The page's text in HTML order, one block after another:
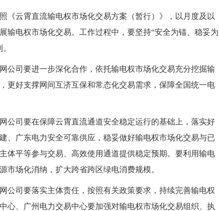
云霄直流输电权市场化交易方案（暂行）》，以月度及以
输电权市场化交易。工作过程中，要坚持“安全为锚、稳妥为
司要进一步深化合作，依托输电权市场化交易充分挖掘输
更好支撑网间互济互保和常态化交易需求，保障全国统一电
司要在保障云霄直流通道安全稳定运行的基础上，落实好
、广东电力安全可靠供应，稳妥做好输电权市场化交易与已
体平等参与交易、高效使用通道提供稳定预期。要利用输电
市场化消纳，扩大跨省跨区绿电消费规模。
司要落实主体责任，按照有关政策要求，持续完善输电权
心、广州电力交易中心要加强对输电权市场化交易组织、执